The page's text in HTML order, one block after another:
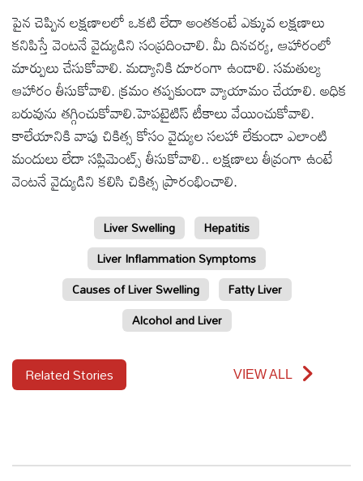
పైన చెప్పిన లక్షణాలలో ఒకటి లేదా అంతకంటే ఎక్కువ లక్షణాలు
కనిపిస్తే వెంటనే వైద్యుడిని సంప్రదించాలి. మీ దినచర్య, ఆహారంలో
మార్పులు చేసుకోవాలి. మద్యానికి దూరంగా ఉండాలి. సమతుల్య
ఆహారం తీసుకోవాలి. క్రమం తప్పకుండా వ్యాయామం చేయాలి. అధిక
బరువును తగ్గించుకోవాలి.హెపటైటిస్ టీకాలు వేయించుకోవాలి.
కాలేయానికి వాపు చికిత్స కోసం వైద్యుల సలహా లేకుండా ఎలాంటి
మందులు లేదా సప్లిమెంట్స్ తీసుకోవాలి.. లక్షణాలు తీవ్రంగా ఉంటే
వెంటనే వైద్యుడిని కలిసి చికిత్స ప్రారంభించాలి.
Liver Swelling
Hepatitis
Liver Inflammation Symptoms
Causes of Liver Swelling
Fatty Liver
Alcohol and Liver
Related Stories VIEW ALL